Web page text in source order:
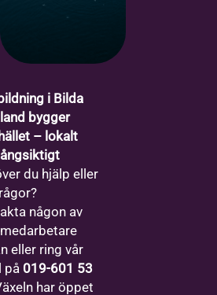
i Bilda
bygger
– lokalt
du hjälp eller
någon av
eller ring vår
på 019-601 53
har öppet